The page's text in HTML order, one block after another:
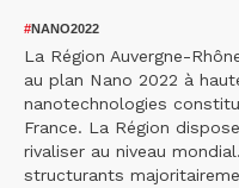
#NANO2022
La Région Auvergne-
au plan Nano 2022 à
nanotechnologies
France. La Région
rivaliser au niveau
structurants